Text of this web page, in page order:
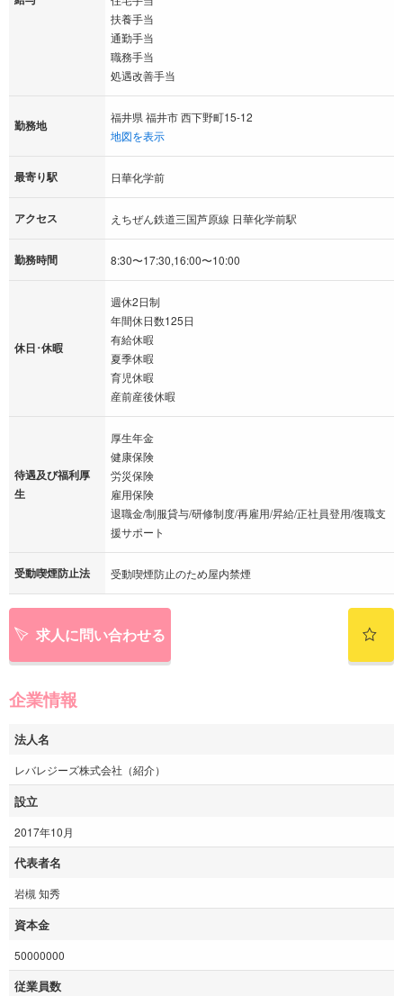
扶養手当
通勤手当
職務手当
処遇改善手当
勤務地
福井県 福井市 西下野町15-12
地図を表示
最寄り駅 日華化学前
アクセス えちぜん鉄道三国芦原線 日華化学前駅
勤務時間 8:30〜17:30,16:00〜10:00
休日･休暇
週休2日制
年間休日数125日
有給休暇
夏季休暇
育児休暇
産前産後休暇
待遇及び福利厚
生
厚生年金
健康保険
労災保険
雇用保険
退職金/制服貸与/研修制度/再雇用/昇給/正社員登用/復職支
援サポート
受動喫煙防止法 受動喫煙防止のため屋内禁煙
求人に問い合わせる
企業情報
法人名
レバレジーズ株式会社（紹介）
設立
2017年10月
代表者名
岩槻 知秀
資本金
50000000
従業員数